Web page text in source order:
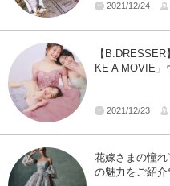
2021/12/24
【
KE A MOVIE」
2021/12/23
花嫁さまの憧れ
の魅力をご紹